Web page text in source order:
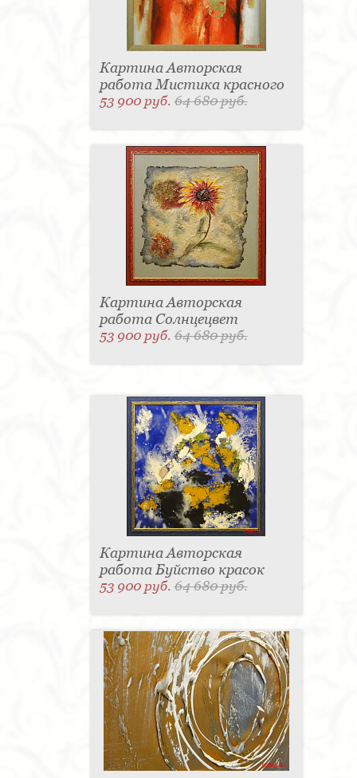
Картина Авторская
работа Мистика красного
53 900 руб.64 680 руб.
Картина Авторская
работа Солнцецвет
53 900 руб.64 680 руб.
Картина Авторская
работа Буйство красок
53 900 руб.64 680 руб.